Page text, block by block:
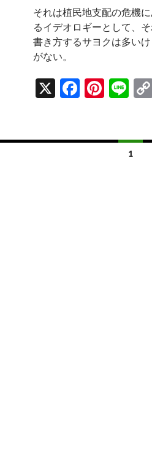
それは植民地支配の危機
るイデオロギーとして、
書き方するサヨクは多い
がない。
X
F
b
Pi
es
Li
1